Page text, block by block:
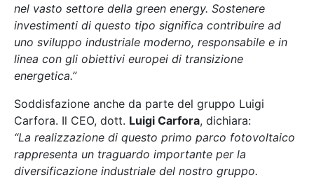
nel vasto settore della green energy. Sostenere
investimenti di questo tipo significa contribuire ad
uno sviluppo industriale moderno, responsabile e in
linea con gli obiettivi europei di transizione
energetica.”
Soddisfazione anche da parte del gruppo Luigi
Carfora. Il CEO, dott. Luigi Carfora, dichiara:
“La realizzazione di questo primo parco fotovoltaico
rappresenta un traguardo importante per la
diversificazione industriale del nostro gruppo.